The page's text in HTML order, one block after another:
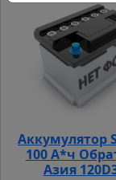
Аккумулятор
100 А*ч
Азия